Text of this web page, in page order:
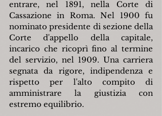
entrare, nel 1891, nella Corte di
Cassazione in Roma. Nel 1900 fu
nominato presidente di sezione della
Corte d'appello della capitale,
incarico che ricoprì fino al termine
del servizio, nel 1909. Una carriera
segnata da rigore, indipendenza e
rispetto per l'alto compito di
amministrare la giustizia con
estremo equilibrio.